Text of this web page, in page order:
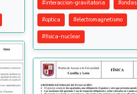
#interaccion-gravitatoria #ondas
#optica #electromagnetismo
#fisica-nuclear